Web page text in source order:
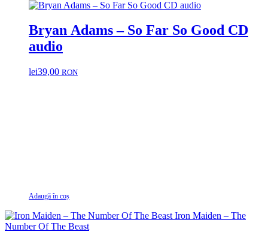
Bryan Adams – So Far So Good CD
audio
lei39,00 RON
Adaugă în coș
Iron Maiden – The
Number Of The Beast